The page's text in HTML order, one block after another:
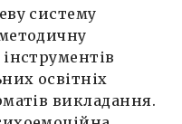
систему
освітніх
викладання.